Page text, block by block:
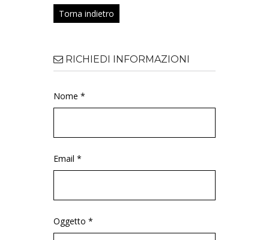
Torna indietro
RICHIEDI INFORMAZIONI
Nome *
Email *
Oggetto *